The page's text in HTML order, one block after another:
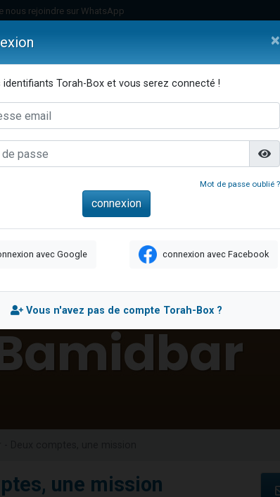
nous rejoindre sur WhatsApp
nous rejoindre sur WhatsApp
Visions de grandeur n°104 : Le Chabbath et le Birkat Hamazone à
demander une bénédiction
de faire un don pour Sauvez la jambe de Yohan
étudier en groupe sur Zoom
Maasser
son Maasser
de faire un don pour 5 enfants déjà orphelins risquent de perdre
de faire un don pour Reloger Rivka, 6 enfants, victime de violences...
étudier en groupe sur Zoom
Maasser
nous rejoindre sur WhatsApp
nous rejoindre sur WhatsApp
Enfants Etude sur Texte Musique Paracha
une mission
×
identifiants Torah-Box et vous serez connecté !
Mot de passe oublié ?
avec Google connexion avec Facebook
Vous n'avez pas de compte Torah-Box ?